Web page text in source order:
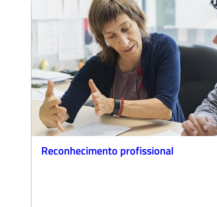
Reconhecimento profissional